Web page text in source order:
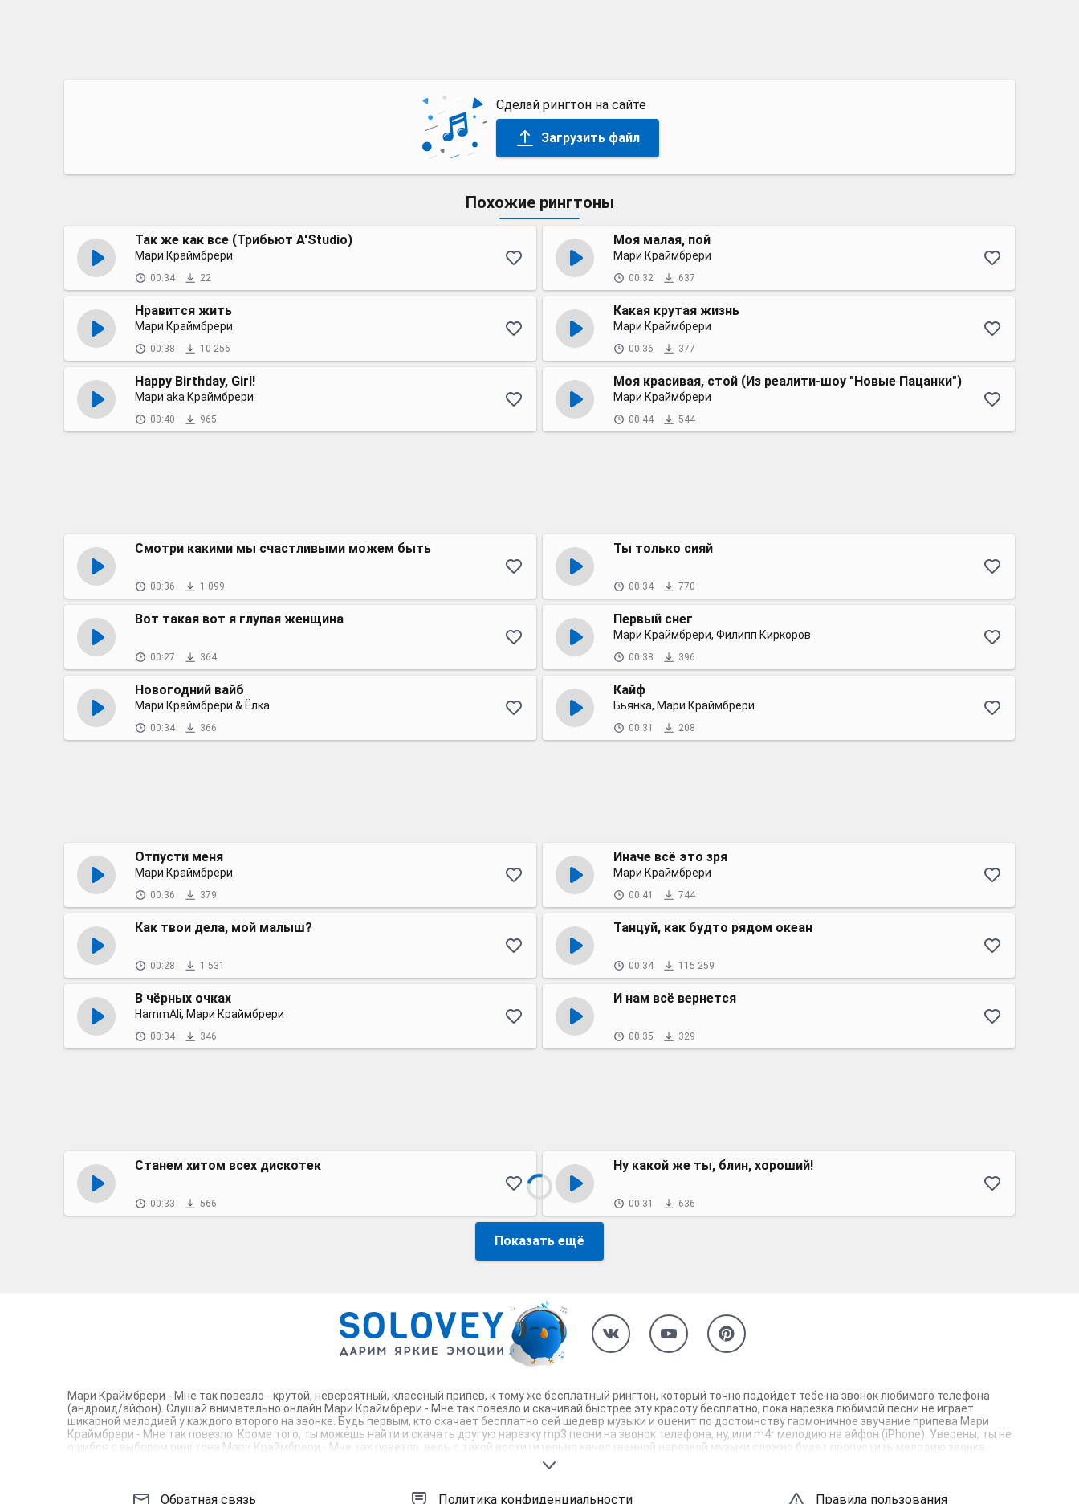
Сделай рингтон на сайте
Загрузить файл
Похожие рингтоны
Так же как все (Трибьют A'Studio)
Мари Краймбрери
00:34 22
Моя малая, пой
Мари Краймбрери
00:32 637
Нравится жить
Мари Краймбрери
00:38 10 256
Какая крутая жизнь
Мари Краймбрери
00:36 377
Happy Birthday, Girl!
Мари aka Краймбрери
00:40 965
Моя красивая, стой (Из реалити-шоу "Новые Пацанки")
Мари Краймбрери
00:44 544
Смотри какими мы счастливыми можем быть
00:36 1 099
Ты только сияй
00:34 770
Вот такая вот я глупая женщина
00:27 364
Первый снег
Мари Краймбрери, Филипп Киркоров
00:38 396
Новогодний вайб
Мари Краймбрери & Ёлка
00:34 366
Кайф
Бьянка, Мари Краймбрери
00:31 208
Отпусти меня
Мари Краймбрери
00:36 379
Иначе всё это зря
Мари Краймбрери
00:41 744
Как твои дела, мой малыш?
00:28 1 531
Танцуй, как будто рядом океан
00:34 115 259
В чёрных очках
HammAli, Мари Краймбрери
00:34 346
И нам всё вернется
00:35 329
Станем хитом всех дискотек
00:33 566
Ну какой же ты, блин, хороший!
00:31 636
Показать ещё
Мари Краймбрери - Мне так повезло - крутой, невероятный, классный припев, к тому же бесплатный рингтон, который точно подойдет тебе на звонок любимого телефона
(андроид/айфон). Слушай внимательно онлайн Мари Краймбрери - Мне так повезло и скачивай быстрее эту красоту бесплатно, пока нарезка любимой песни не играет
шикарной мелодией у каждого второго на звонке. Будь первым, кто скачает бесплатно сей шедевр музыки и оценит по достоинству гармоничное звучание припева Мари
Краймбрери - Мне так повезло. Кроме того, ты можешь найти и скачать другую нарезку mp3 песни на звонок телефона, ну, или m4r мелодию на айфон (iPhone). Уверены, ты не
ошибся с выбором рингтона Мари Краймбрери - Мне так повезло, ведь с такой восхитительно качественной нарезкой музыки сложно будет пропустить мелодию звонка.
Соловей - mp3 и m4r композиции и звуки на звонок, которые зацепят тебя и всех вокруг. Твой телефон достоин!
Обратная связь Политика конфиденциальности Правила пользования